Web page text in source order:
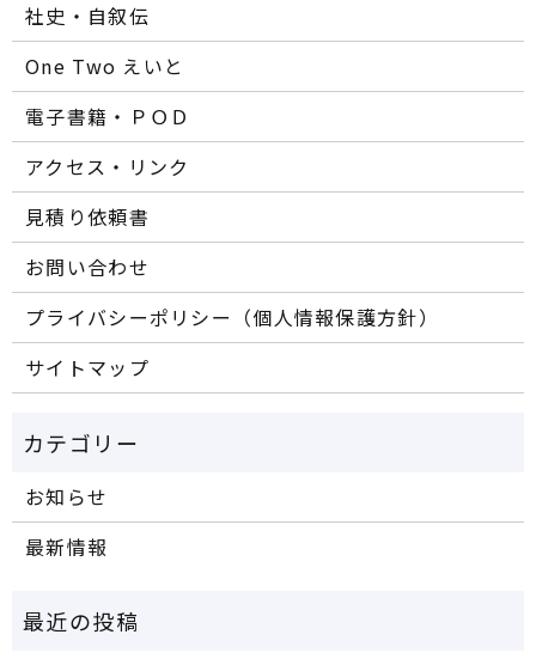
社史・自叙伝
One Two えいと
電子書籍・ＰＯＤ
アクセス・リンク
見積り依頼書
お問い合わせ
プライバシーポリシー（個人情報保護方針）
サイトマップ
お知らせ
最新情報